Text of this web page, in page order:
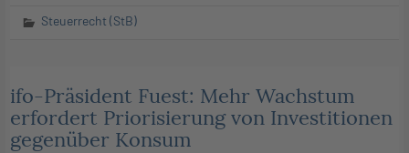
Steuerrecht (StB)
ifo-Präsident Fuest: Mehr Wachstum
erfordert Priorisierung von Investitionen
gegenüber Konsum